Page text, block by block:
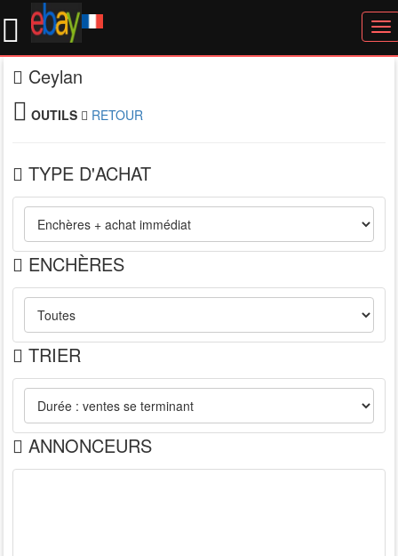
Ceylan
OUTILS RETOUR
TYPE D'ACHAT
ENCHÈRES
TRIER
ANNONCEURS